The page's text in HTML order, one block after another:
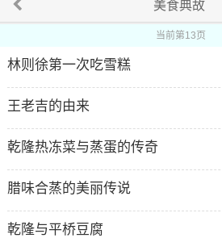
美食典故
当前第13页
林则徐第一次吃雪糕
王老吉的由来
乾隆热冻菜与蒸蛋的传奇
腊味合蒸的美丽传说
乾隆与平桥豆腐